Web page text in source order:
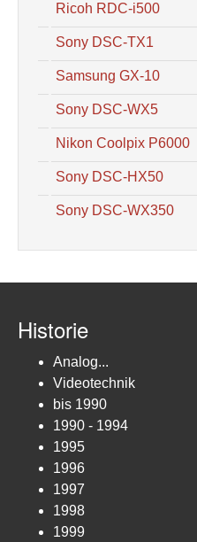
Ricoh RDC-i500
Sony DSC-TX1
Samsung GX-10
Sony DSC-WX5
Nikon Coolpix P6000
Sony DSC-HX50
Sony DSC-WX350
Historie
Analog...
Videotechnik
bis 1990
1990 - 1994
1995
1996
1997
1998
1999